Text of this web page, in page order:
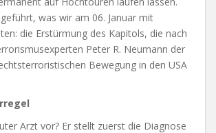
was wir am 06. Januar mit
die Erstürmung des Kapitols, die nach
Peter R. Neumann der
Bewegung in den USA
Arzt vor? Er stellt zuerst die Diagnose